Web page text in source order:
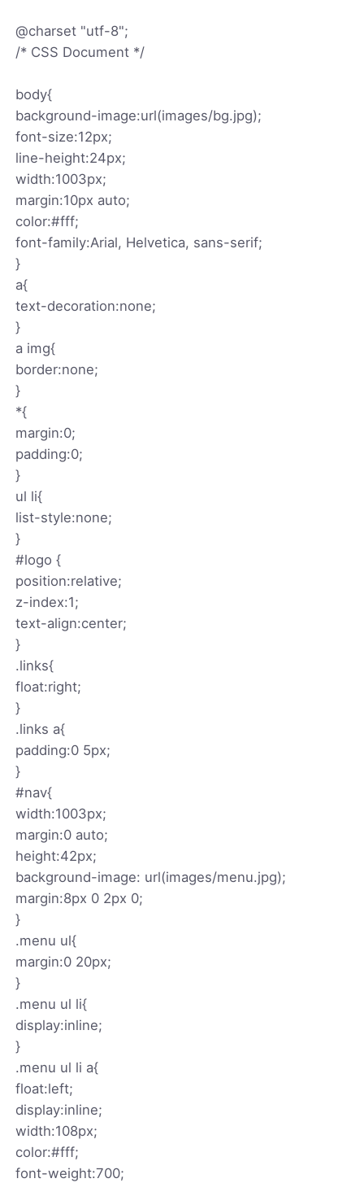
@charset "utf-8";
/* CSS Document */
body{
background-image:url(images/bg.jpg);
font-size:12px;
line-height:24px;
width:1003px;
margin:10px auto;
color:#fff;
font-family:Arial, Helvetica, sans-serif;
}
a{
text-decoration:none;
}
a img{
border:none;
}
*{
margin:0;
padding:0;
}
ul li{
list-style:none;
}
#logo {
position:relative;
z-index:1;
text-align:center;
}
.links{
float:right;
}
.links a{
padding:0 5px;
}
#nav{
width:1003px;
margin:0 auto;
height:42px;
background-image: url(images/menu.jpg);
margin:8px 0 2px 0;
}
.menu ul{
margin:0 20px;
}
.menu ul li{
display:inline;
}
.menu ul li a{
float:left;
display:inline;
width:108px;
color:#fff;
font-weight:700;